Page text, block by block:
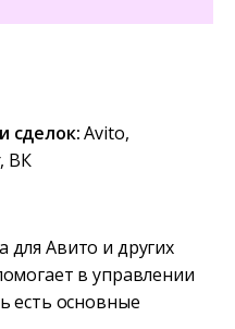
сделок:Avito,
ВК
для Авито и других
в управлении
есть основные